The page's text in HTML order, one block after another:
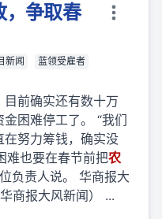
，争取春
新闻
蓝领受雇者
前确实还有数十万
困难停工了。 “我们
努力筹钱，确实没
难也要在春节前把农
负责人说。 华商报大
商报大风新闻） ...